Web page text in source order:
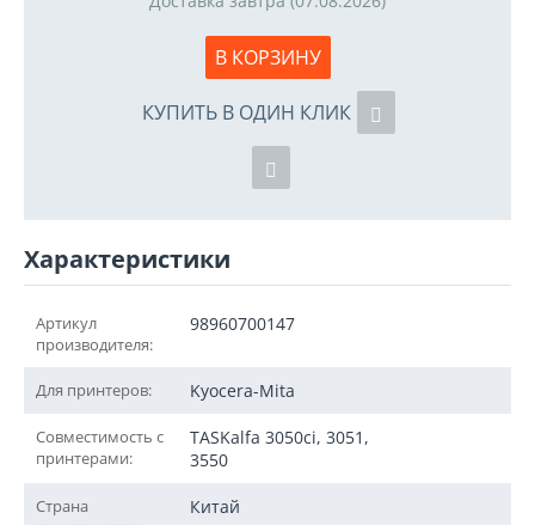
В КОРЗИНУ
КУПИТЬ В ОДИН КЛИК
Характеристики
Артикул
производителя:
98960700147
Для принтеров: Kyocera-Mita
Совместимость с
принтерами:
TASKalfa 3050ci, 3051,
3550
Страна
Китай